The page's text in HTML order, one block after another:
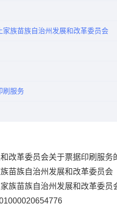
家族苗族自治州发展和改革委员会
刷服务
改革委员会关于票据印刷服务
苗族自治州发展和改革委员会
族苗族自治州发展和改革委